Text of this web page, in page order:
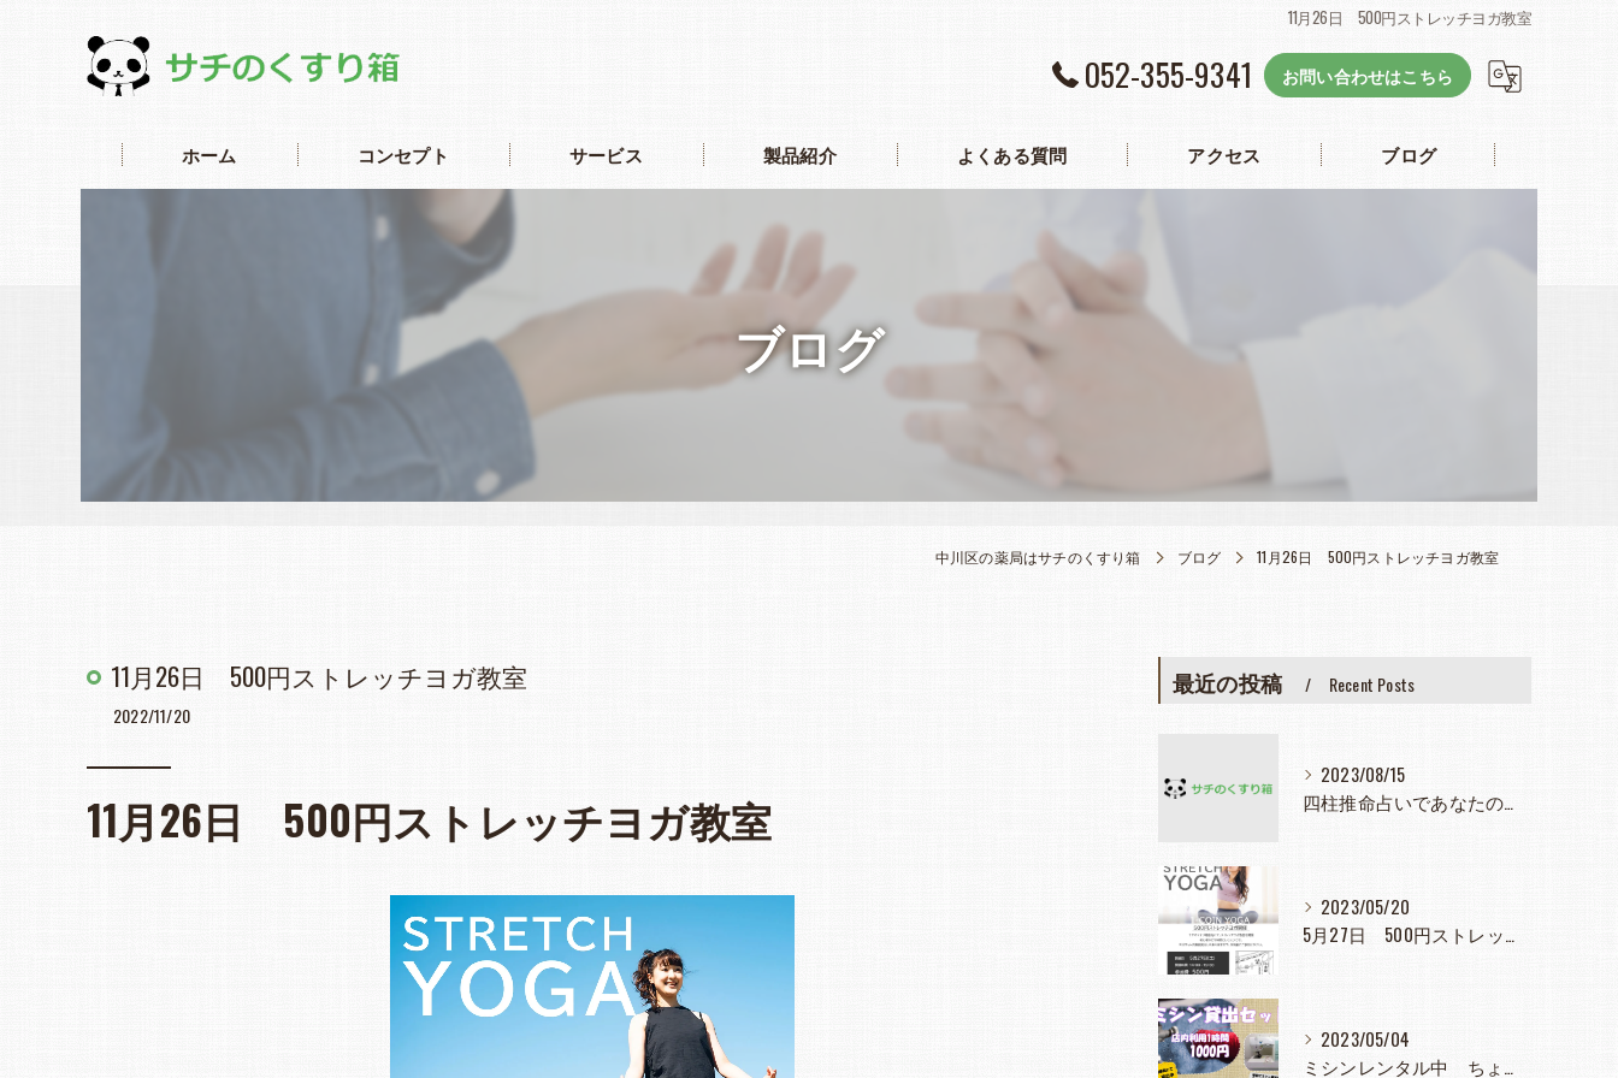
11月26日 500円ストレッチヨガ教室
052-355-9341 お問い合わせはこちら
ホーム コンセプト サービス 製品紹介 よくある質問 アクセス ブログ
ブログ
中川区の薬局はサチのくすり箱 ブログ 11月26日 500円ストレッチヨガ教室
11月26日 500円ストレッチヨガ教室
2022/11/20
11月26日 500円ストレッチヨガ教室
最近の投稿 Recent Posts
2023/08/15
四柱推命占いであなたの人生見つめてみませんか？
2023/05/20
5月27日 500円ストレッチヨガ教室
2023/05/04
ミシンレンタル中 ちょっと使いたとき大活躍